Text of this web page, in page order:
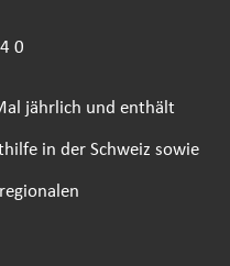
0
jährlich und enthält
in der Schweiz sowie